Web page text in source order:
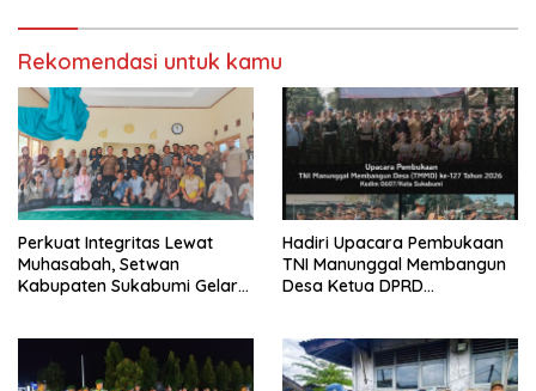
Rekomendasi untuk kamu
Perkuat Integritas Lewat
Muhasabah, Setwan
Kabupaten Sukabumi Gelar
Hadiri Upacara Pembukaan
TNI Manunggal Membangun
Desa Ketua DPRD